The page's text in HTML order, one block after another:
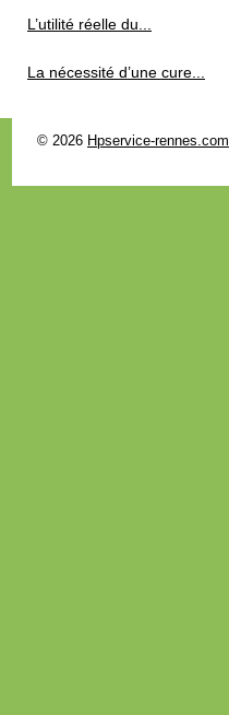
L’utilité réelle du...
La nécessité d’une cure...
© 2026 Hpservice-rennes.com